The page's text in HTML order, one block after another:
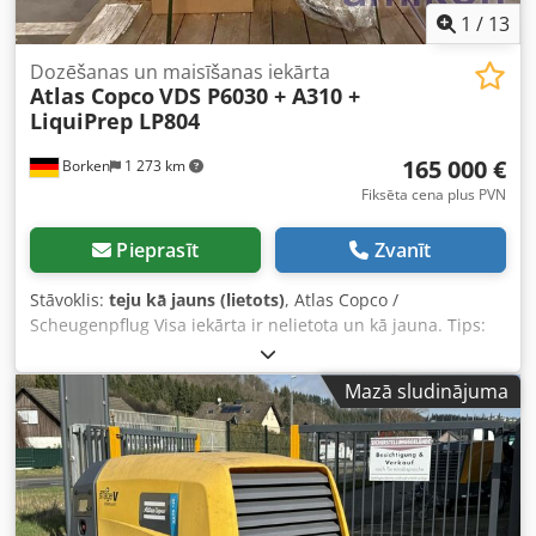
risinājumu. Aicinām iepazīties ar visu mūsu piedāvāto
tehniku.
1 / 13
Borken 1 273 km
Dozēšanas un maisīšanas iekārta
Atlas CopcoVDS P6030 + A310 +
LiquiPrep LP804
165 000 €
Fiksēta cena plus PVN
Pieprasīt Zvanīt
Stāvoklis: teju kā jauns (lietots), Atlas Copco /
Scheugenpflug Visa iekārta ir nelietota un kā jauna. Tips:
VDS P6030 Automātiska pilna procesa izpilde, sākot ar
izejvielu ievadi līdz gatavās produkcijas izvadīšanai. Divu
komponentu (piemēram, sveķu un cietinātāja) sajaukšana
tieši procesā. Precīza materiāla uzklāšana uz izstrādājuma
noteiktās pozīcijās. Detaļu apstrāde ar 3 assu sistēmu (X, Y,
Z). Darbība automātiskā, pusautomātiskā un manuālā
režīmā. Tehniskie dati: Pievienojums elektrotīklam: 400 V
maiņstrāva, 50/60 Hz Nominālā strāva: 13,6 A Jaudas
Mazā sludinājuma